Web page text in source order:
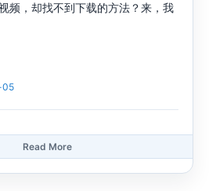
频，却找不到下载的方法？来，我
05
Read More